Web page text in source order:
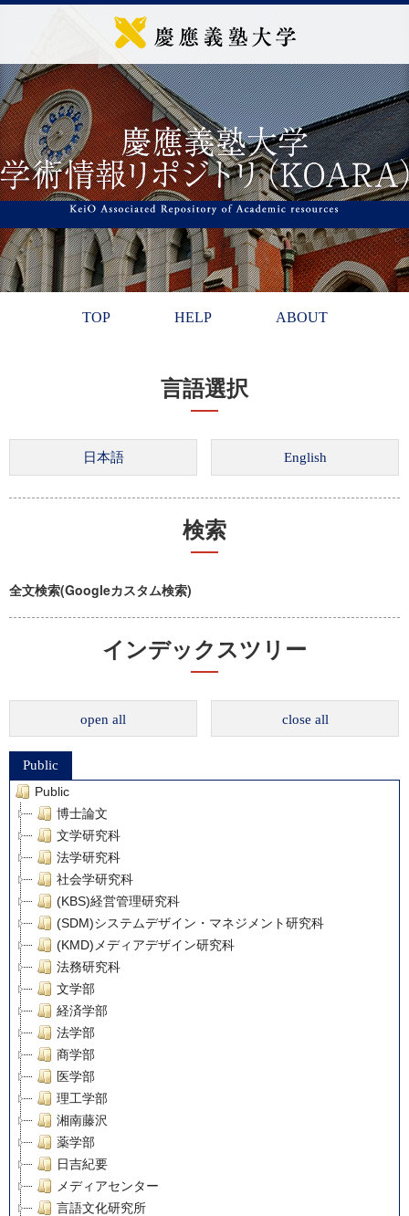
TOP HELP ABOUT
言語選択
検索
全文検索(Googleカスタム検索)
インデックスツリー
open all close all
Public
Public
博士論文
文学研究科
法学研究科
社会学研究科
(KBS)経営管理研究科
(SDM)システムデザイン・マネジメント研究科
(KMD)メディアデザイン研究科
法務研究科
文学部
経済学部
法学部
商学部
医学部
理工学部
湘南藤沢
薬学部
日吉紀要
メディアセンター
言語文化研究所